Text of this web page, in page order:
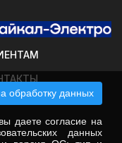
обработку данных
даете согласие на
данных